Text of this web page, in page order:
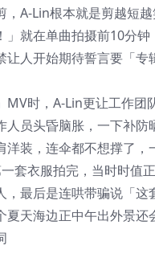
A-Lin根本就是剪越短
就在单曲拍摄前10分
让人开始期待誓言要「
时，A-Lin更让工作
员头昏脑胀，一下补
洋装，连伞都不想撑了
套衣服拍完，当时时值
最后是连哄带骗说「
天海边正中午出外景还